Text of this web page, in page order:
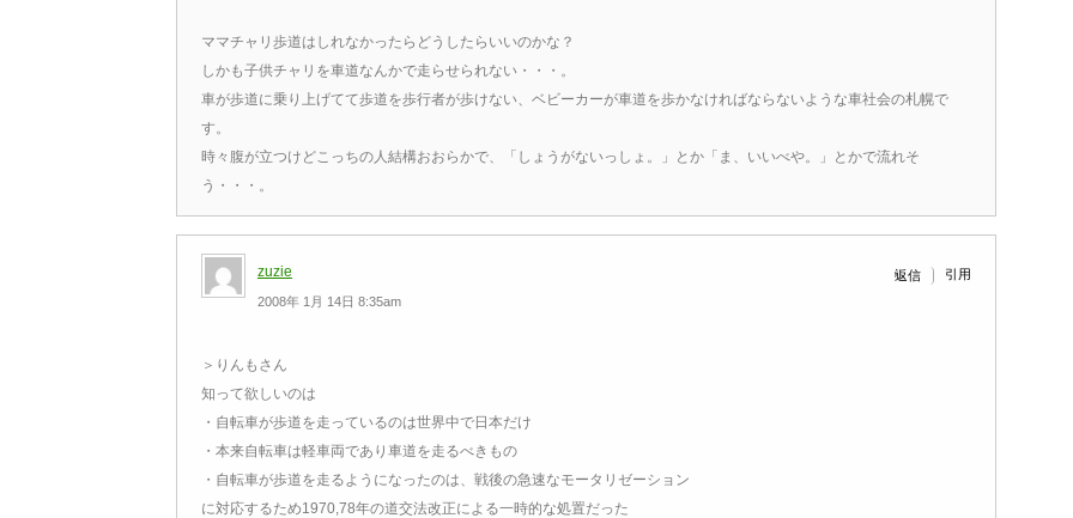
ママチャリ歩道はしれなかったらどうしたらいいのかな？
しかも子供チャリを車道なんかで走らせられない・・・。
車が歩道に乗り上げてて歩道を歩行者が歩けない、ベビーカーが車道を歩かなければならないような車社会の札幌で
す。
時々腹が立つけどこっちの人結構おおらかで、「しょうがないっしょ。」とか「ま、いいべや。」とかで流れそ
う・・・。
zuzie
2008年 1月 14日 8:35am
返信 引用
＞りんもさん
知って欲しいのは
・自転車が歩道を走っているのは世界中で日本だけ
・本来自転車は軽車両であり車道を走るべきもの
・自転車が歩道を走るようになったのは、戦後の急速なモータリゼーション
に対応するため1970,78年の道交法改正による一時的な処置だった